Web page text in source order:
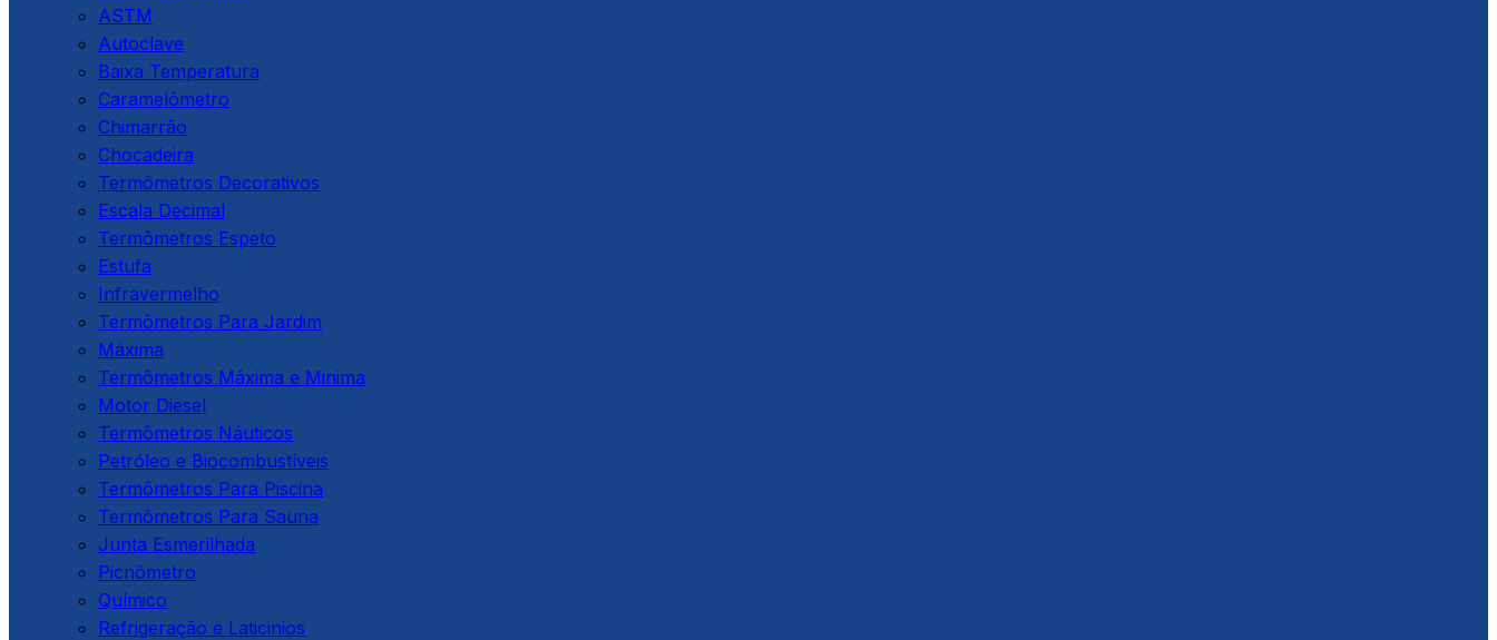
ASTM
Autoclave
Baixa Temperatura
Caramelômetro
Chimarrão
Chocadeira
Termômetros Decorativos
Escala Decimal
Termômetros Espeto
Estufa
Infravermelho
Termômetros Para Jardim
Máxima
Termômetros Máxima e Minima
Motor Diesel
Termômetros Náuticos
Petróleo e Biocombustíveis
Termômetros Para Piscina
Termômetros Para Sauna
Junta Esmerilhada
Picnômetro
Químico
Refrigeração e Laticinios